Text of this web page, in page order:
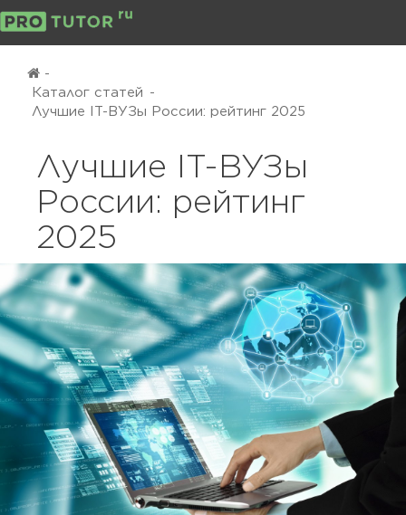
-
Каталог статей -
Лучшие IT-ВУЗы России: рейтинг 2025
Лучшие IT-ВУЗы
России: рейтинг
2025